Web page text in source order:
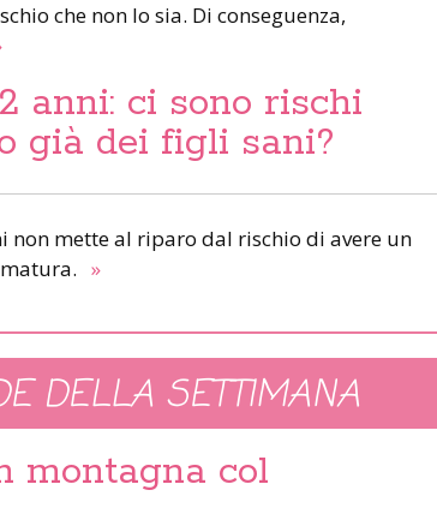
che non lo sia. Di conseguenza,
anni: ci sono rischi
già dei figli sani?
non mette al riparo dal rischio di avere un
»
DELLA SETTIMANA
montagna col